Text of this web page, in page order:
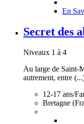
En
Secret des
Niveaux 1 à 4
Au large de Saint-
autrement, entre
12-17 ans/
Bretagne